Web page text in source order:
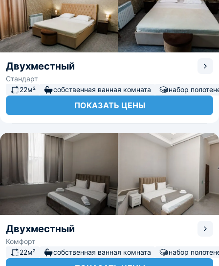
Двухместный
Стандарт
22м²
собственная ванная комната набор
ПОКАЗАТЬ ЦЕНЫ
Двухместный
Комфорт
22м²
собственная ванная комната набор